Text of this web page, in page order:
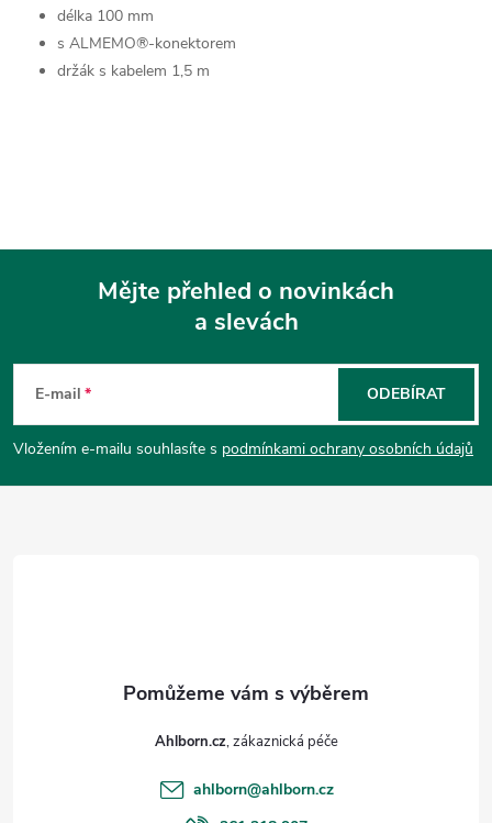
délka 100 mm
s ALMEMO®-konektorem
držák s kabelem 1,5 m
p
a
Mějte přehled o novinkách
a slevách
E-mail
Vložením e-mailu souhlasíte s podmínkami ochrany osobních údajů
ODEBÍRAT
Ahlborn.cz
ahlborn@ahlborn.cz